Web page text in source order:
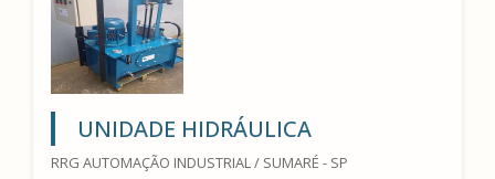
UNIDADE HIDRÁULICA
RRG AUTOMAÇÃO INDUSTRIAL / SUMARÉ - SP